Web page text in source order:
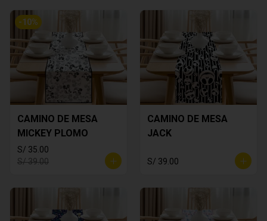
-10%
CAMINO DE MESA
MICKEY PLOMO
S/ 35.00
S/ 39.00
CAMINO DE MESA
JACK
S/ 39.00